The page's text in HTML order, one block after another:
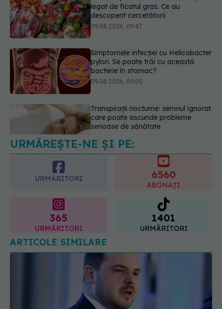
Simptomele infecției cu Helicobacter
pylori. Se poate trăi cu această
bacterie în stomac?
Transpirații nocturne: semnul ignorat
care poate ascunde probleme
serioase de sănătate
Cum folosești uleiul esențial de
rozmarin pentru a opri căderea
09.08.2026, 11:00
URMĂREȘTE-NE ȘI PE:
URMĂRITORI
ABONAȚI
365 1401
URMĂRITORI
ARTICOLE SIMILARE